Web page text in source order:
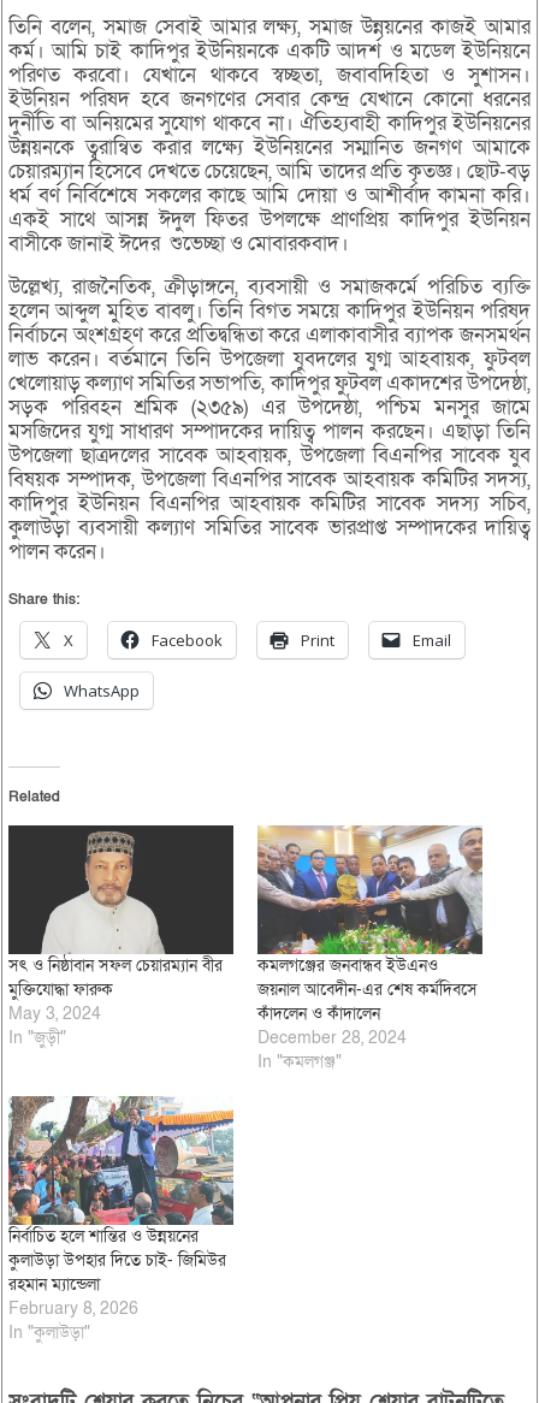
তিনি বলেন, সমাজ সেবাই আমার লক্ষ্য, সমাজ উন্নয়নের কাজই আমার
কর্ম। আমি চাই কাদিপুর ইউনিয়নকে একটি আদর্শ ও মডেল ইউনিয়নে
পরিণত করবো। যেখানে থাকবে স্বচ্ছতা, জবাবদিহিতা ও সুশাসন।
ইউনিয়ন পরিষদ হবে জনগণের সেবার কেন্দ্র যেখানে কোনো ধরনের
দুর্নীতি বা অনিয়মের সুযোগ থাকবে না। ঐতিহ্যবাহী কাদিপুর ইউনিয়নের
উন্নয়নকে ত্বরান্বিত করার লক্ষ্যে ইউনিয়নের সম্মানিত জনগণ আমাকে
চেয়ারম্যান হিসেবে দেখতে চেয়েছেন, আমি তাদের প্রতি কৃতজ্ঞ। ছোট-বড়
ধর্ম বর্ণ নির্বিশেষে সকলের কাছে আমি দোয়া ও আশীর্বাদ কামনা করি।
একই সাথে আসন্ন ঈদুল ফিতর উপলক্ষে প্রাণপ্রিয় কাদিপুর ইউনিয়ন
বাসীকে জানাই ঈদের শুভেচ্ছা ও মোবারকবাদ।
উল্লেখ্য, রাজনৈতিক, ক্রীড়াঙ্গনে, ব্যবসায়ী ও সমাজকর্মে পরিচিত ব্যক্তি
হলেন আব্দুল মুহিত বাবলু। তিনি বিগত সময়ে কাদিপুর ইউনিয়ন পরিষদ
নির্বাচনে অংশগ্রহণ করে প্রতিদ্বন্ধিতা করে এলাকাবাসীর ব্যাপক জনসমর্থন
লাভ করেন। বর্তমানে তিনি উপজেলা যুবদলের যুগ্ম আহবায়ক, ফুটবল
খেলোয়াড় কল্যাণ সমিতির সভাপতি, কাদিপুর ফুটবল একাদশের উপদেষ্ঠা,
সড়ক পরিবহন শ্রমিক (২৩৫৯) এর উপদেষ্ঠা, পশ্চিম মনসুর জামে
মসজিদের যুগ্ম সাধারণ সম্পাদকের দায়িত্ব পালন করছেন। এছাড়া তিনি
উপজেলা ছাত্রদলের সাবেক আহবায়ক, উপজেলা বিএনপির সাবেক যুব
বিষয়ক সম্পাদক, উপজেলা বিএনপির সাবেক আহবায়ক কমিটির সদস্য,
কাদিপুর ইউনিয়ন বিএনপির আহবায়ক কমিটির সাবেক সদস্য সচিব,
কুলাউড়া ব্যবসায়ী কল্যাণ সমিতির সাবেক ভারপ্রাপ্ত সম্পাদকের দায়িত্ব
পালন করেন।
Share this:
X Facebook Print Email
WhatsApp
Related
সৎ ও নিষ্ঠাবান সফল চেয়ারম্যান বীর
মুক্তিযোদ্ধা ফারুক
May 3, 2024
In "জুড়ী"
কমলগঞ্জের জনবান্ধব ইউএনও
জয়নাল আবেদীন-এর শেষ কর্মদিবসে
কাঁদলেন ও কাঁদালেন
December 28, 2024
In "কমলগঞ্জ"
নির্বাচিত হলে শান্তির ও উন্নয়নের
কুলাউড়া উপহার দিতে চাই- জিমিউর
রহমান ম্যান্ডেলা
February 8, 2026
In "কুলাউড়া"